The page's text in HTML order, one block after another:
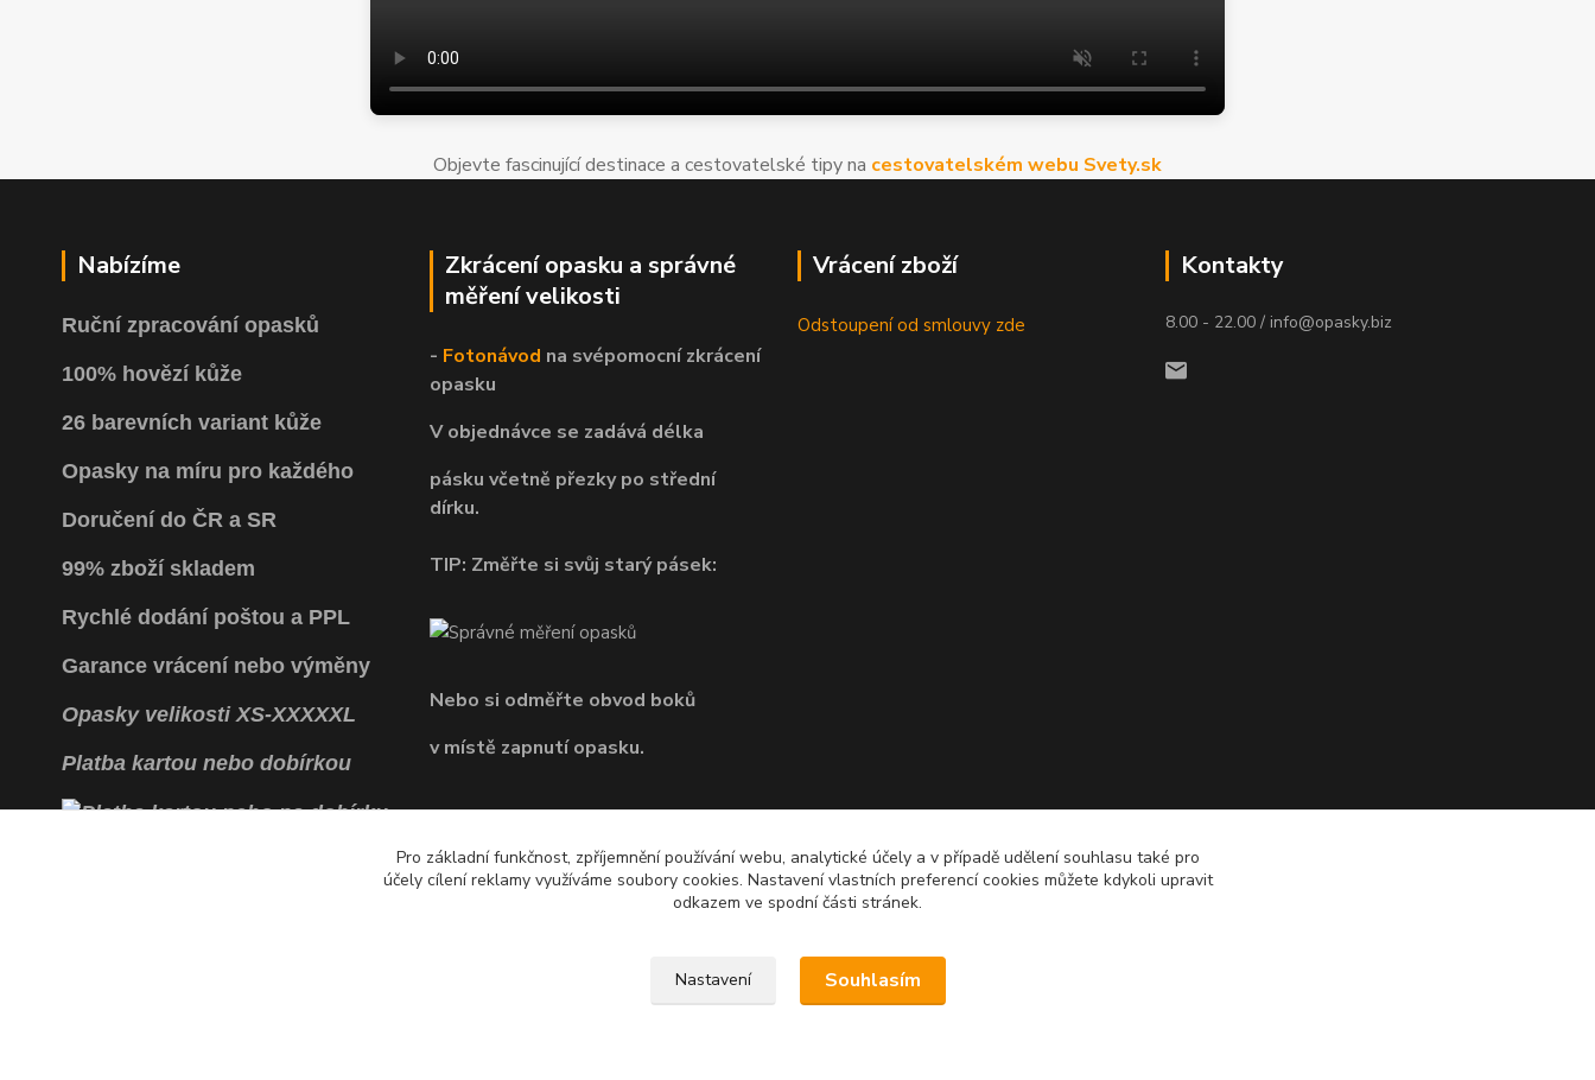
Objevte fascinující destinace a cestovatelské tipy na cestovatelském webu Svety.sk
Nabízíme
Ruční zpracování opasků
100% hovězí kůže
26 barevních variant kůže
Opasky na míru pro každého
Doručení do ČR a SR
99% zboží skladem
Rychlé dodání poštou a PPL
Garance vrácení nebo výměny
OpaskyvelikostiXS-XXXXXL
Platba kartou nebo dobírkou
Zkrácení opasku a správné
měření velikosti
- Fotonávod na svépomocnízkrácení
opasku
V objednávce se zadává délka
pásku včetně přezky po střední
dírku.
TIP: Změřte si svůj starý pásek:
Nebo si odměřte obvod boků
v místě zapnutí opasku.
Vrácení zboží
Odstoupení od smlouvy zde
Kontakty
8.00 - 22.00 / info@opasky.biz
Pro základní funkčnost, zpříjemnění používání webu, analytické účely a v případě udělení souhlasu také pro
účely cílení reklamy využíváme soubory cookies. Nastavení vlastních preferencí cookies můžete kdykoli upravit
odkazem ve spodní části stránek.
Nastavení Souhlasím